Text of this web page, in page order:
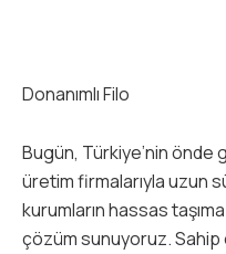
Donanımlı Filo
Bugün, Türkiye’nin önde
üretim firmalarıyla uzun
kurumların hassas
çözüm sunuyoruz. Sahip